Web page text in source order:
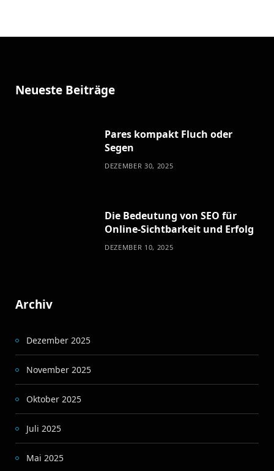
Neueste Beiträge
Pares kompakt Fluch oder
Segen
DEZEMBER 30, 2025
Die Bedeutung von SEO für
Online-Sichtbarkeit und Erfolg
DEZEMBER 10, 2025
Archiv
Dezember 2025
November 2025
Oktober 2025
Juli 2025
Mai 2025